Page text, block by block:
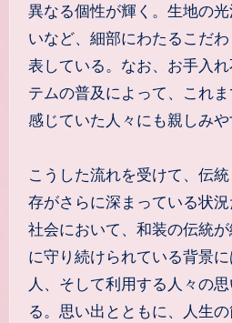
異なる個性が輝く。生地の
いなど、細部にわたるこだ
表している。なお、お手入
テムの普及によって、これ
感じていた人々にも親しみや
こうした流れを受けて、伝
存がさらに深まっている状
社会において、和装の伝統
に守り続けられている背景
人、そして利用する人々の
る。思い出とともに、人生